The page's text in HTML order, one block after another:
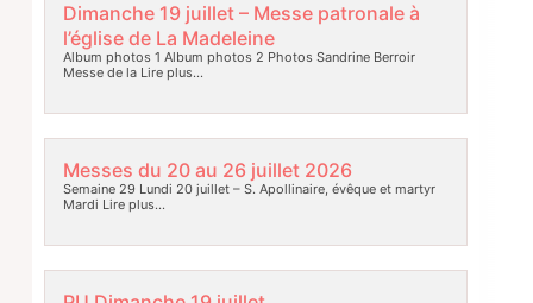
Dimanche 19 juillet – Messe patronale à
l’église de La Madeleine
Album photos 1 Album photos 2 Photos Sandrine Berroir
Messe de laLire plus…
Messes du 20 au 26 juillet 2026
Semaine 29 Lundi 20 juillet – S. Apollinaire, évêque et martyr
Mardi Lire plus…